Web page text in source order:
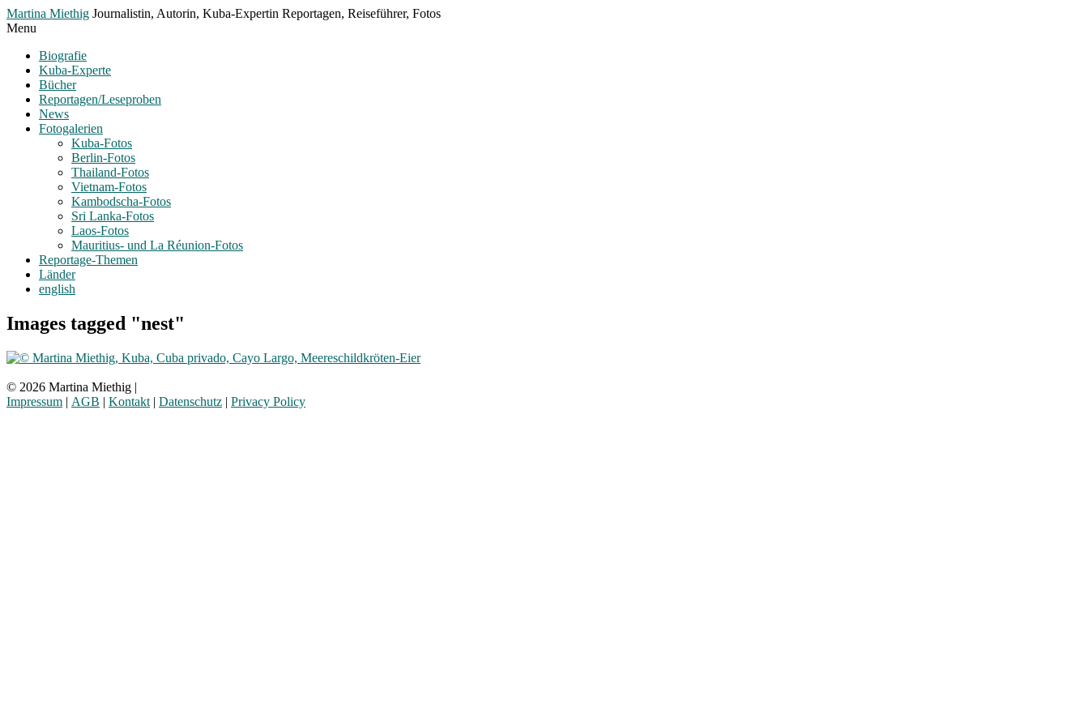
Toggle
Menu
Martina Miethig Journalistin, Autorin, Kuba-Expertin Reportagen, Reiseführer, Fotos
Menu
Biografie
Kuba-Experte
Bücher
Reportagen/Leseproben
News
Fotogalerien
Kuba-Fotos
Berlin-Fotos
Thailand-Fotos
Vietnam-Fotos
Kambodscha-Fotos
Sri Lanka-Fotos
Laos-Fotos
Mauritius- und La Réunion-Fotos
Reportage-Themen
Länder
english
Images tagged "nest"
© 2026 Martina Miethig |
Impressum | AGB | Kontakt | Datenschutz | Privacy Policy